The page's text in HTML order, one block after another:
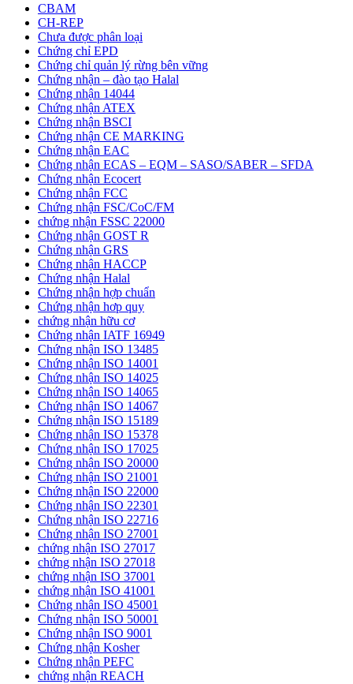
CBAM
CH-REP
Chưa được phân loại
Chứng chỉ EPD
Chứng chỉ quản lý rừng bên vững
Chứng nhận – đào tạo Halal
Chứng nhận 14044
Chứng nhận ATEX
Chứng nhận BSCI
Chứng nhận CE MARKING
Chứng nhận EAC
Chứng nhận ECAS – EQM – SASO/SABER – SFDA
Chứng nhận Ecocert
Chứng nhận FCC
Chứng nhận FSC/CoC/FM
chứng nhận FSSC 22000
Chứng nhận GOST R
Chứng nhận GRS
Chứng nhận HACCP
Chứng nhận Halal
Chứng nhận hợp chuẩn
Chứng nhận hơp quy
chứng nhận hữu cơ
Chứng nhận IATF 16949
Chứng nhận ISO 13485
Chứng nhận ISO 14001
Chứng nhận ISO 14025
Chứng nhận ISO 14065
Chứng nhận ISO 14067
Chứng nhận ISO 15189
Chứng nhận ISO 15378
Chứng nhận ISO 17025
Chứng nhận ISO 20000
Chứng nhận ISO 21001
Chứng nhận ISO 22000
Chứng nhận ISO 22301
Chứng nhận ISO 22716
Chứng nhận ISO 27001
chứng nhận ISO 27017
chứng nhận ISO 27018
chứng nhận ISO 37001
chứng nhận ISO 41001
Chứng nhận ISO 45001
Chứng nhận ISO 50001
Chứng nhận ISO 9001
Chứng nhận Kosher
Chứng nhận PEFC
chứng nhận REACH